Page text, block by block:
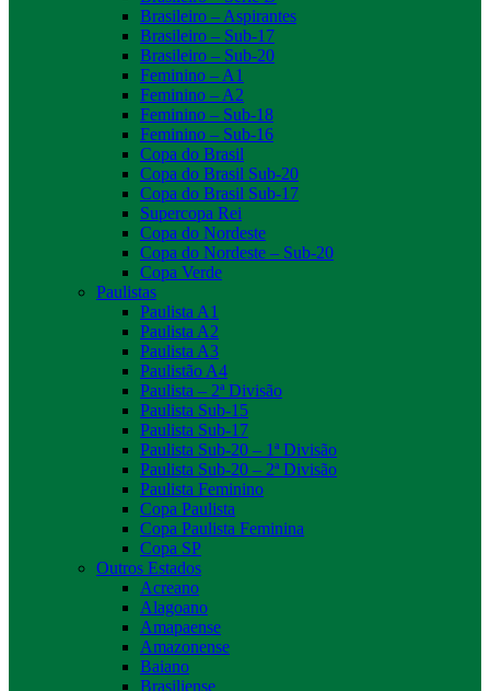
Brasileiro – Aspirantes
Brasileiro – Sub-17
Brasileiro – Sub-20
Feminino – A1
Feminino – A2
Feminino – Sub-18
Feminino – Sub-16
Copa do Brasil
Copa do Brasil Sub-20
Copa do Brasil Sub-17
Supercopa Rei
Copa do Nordeste
Copa do Nordeste – Sub-20
Copa Verde
Paulistas
Paulista A1
Paulista A2
Paulista A3
Paulistão A4
Paulista – 2ª Divisão
Paulista Sub-15
Paulista Sub-17
Paulista Sub-20 – 1ª Divisão
Paulista Sub-20 – 2ª Divisão
Paulista Feminino
Copa Paulista
Copa Paulista Feminina
Copa SP
Outros Estados
Acreano
Alagoano
Amapaense
Amazonense
Baiano
Brasiliense